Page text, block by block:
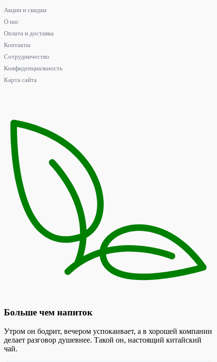
Акции и скидки
О нас
Оплата и доставка
Контакты
Сотрудничество
Конфиденциальность
Карта сайта
Больше чем напиток
Утром он бодрит, вечером успокаивает, а в хорошей компании
делает разговор душевнее. Такой он, настоящий китайский
чай.